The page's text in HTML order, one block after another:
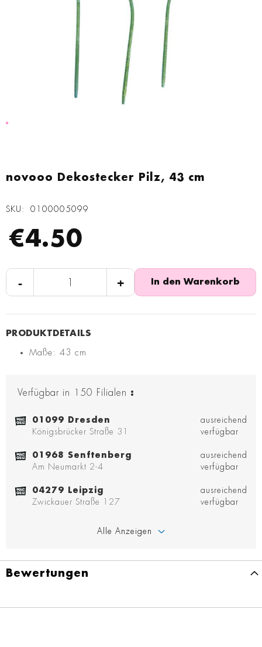
novooo Dekostecker Pilz, 43 cm
SKU 0100005099
€4.50
- + In den Warenkorb
Maße: 43 cm
Verfügbar in 150 Filialen :
01099 Dresden
Königsbrücker Straße 31
ausreichend
verfügbar
01968 Senftenberg
Am Neumarkt 2-4
ausreichend
verfügbar
04279 Leipzig
Zwickauer Straße 127
ausreichend
verfügbar
Alle Anzeigen
Anfang
springen
Bewertungen